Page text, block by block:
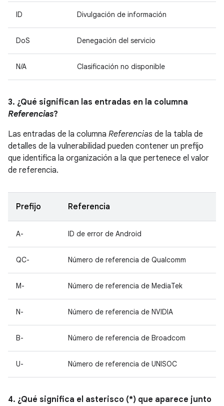
ID Divulgación de información
DoS Denegación del servicio
N/A Clasificación no disponible
3. ¿Qué significan las entradas en la columna
Referencias?
Las entradas de la columna Referencias de la tabla de
detalles de la vulnerabilidad pueden contener un prefijo
que identifica la organización a la que pertenece el valor
de referencia.
Prefijo Referencia
A- ID de error de Android
QC- Número de referencia de Qualcomm
M- Número de referencia de MediaTek
N- Número de referencia de NVIDIA
B- Número de referencia de Broadcom
U- Número de referencia de UNISOC
4. ¿Qué significa el asterisco (*) que aparece junto